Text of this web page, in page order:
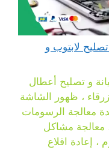
مهندس كمبيوتر الزور 65511033 تصليح لابتوب و
و تصليح أعطال
، ظهور الشاشة
معالجة الرسومات
معالجة مشاكل
، إعادة اقلاع